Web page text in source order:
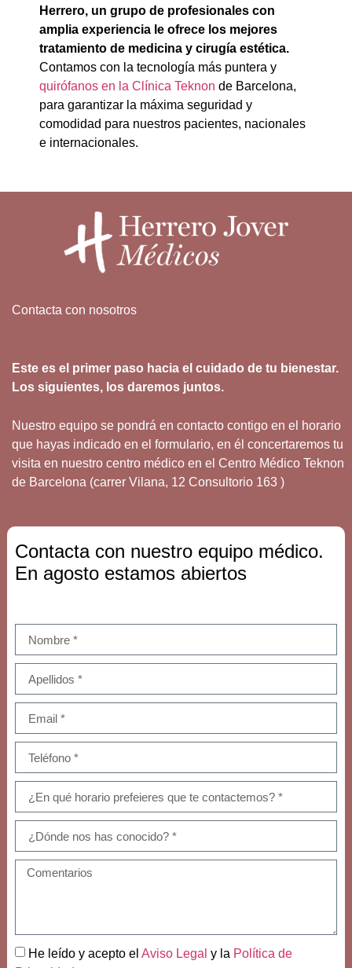
Herrero, un grupo de profesionales con
amplia experiencia le ofrece los mejores
tratamiento de medicina y cirugía estética.
Contamos con la tecnología más puntera y
quirófanos en la Clínica Teknon de Barcelona,
para garantizar la máxima seguridad y
comodidad para nuestros pacientes, nacionales
e internacionales.
Contacta con nosotros
Este es el primer paso hacia el cuidado de tu bienestar.
Los siguientes, los daremos juntos.
Nuestro equipo se pondrá en contacto contigo en el horario
que hayas indicado en el formulario, en él concertaremos tu
visita en nuestro centro médico en el Centro Médico Teknon
de Barcelona (carrer Vilana, 12 Consultorio 163 )
Contacta con nuestro equipo médico.
En agosto estamos abiertos
He leído y acepto el Aviso Legal y la Política de